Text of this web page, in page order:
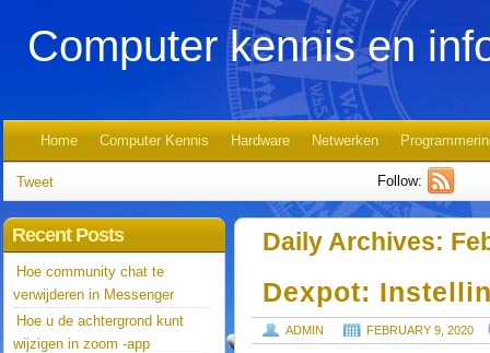
Computer kennis en
Home Computer Kennis Hardware Netwerken
Tweet Follow:
Daily Archives:
Dexpot:
ADMIN FEBRUARY 9, 2020
Recent Posts
Hoe community chat te
verwijderen in Messenger
Hoe u de achtergrond kunt
wijzigen in zoom -app